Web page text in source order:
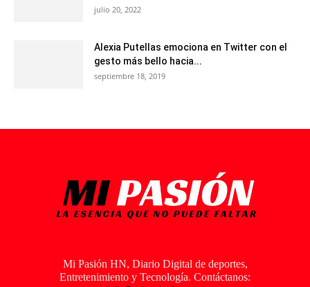
julio 20, 2022
Alexia Putellas emociona en Twitter con el
gesto más bello hacia...
septiembre 18, 2019
Mi Pasión HN, Diario Digital de deportes,
Entretenimiento y Tecnología. Contáctanos: